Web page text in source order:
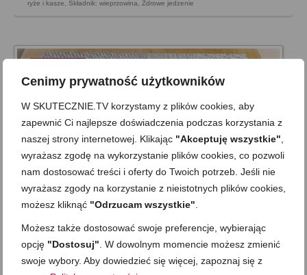
Cenimy prywatność użytkowników
W SKUTECZNIE.TV korzystamy z plików cookies, aby
zapewnić Ci najlepsze doświadczenia podczas korzystania z
naszej strony internetowej. Klikając "Akceptuję wszystkie"
wyrażasz zgodę na wykorzystanie plików cookies, co pozwoli
nam dostosować treści i oferty do Twoich potrzeb. Jeśli nie
wyrażasz zgody na korzystanie z nieistotnych plików cookies,
możesz kliknąć "Odrzucam wszystkie"
Możesz także dostosować swoje preferencje, wybierając
opcję "Dostosuj" . W dowolnym momencie możesz zmienić
swoje wybory. Aby dowiedzieć się więcej, zapoznaj się z
ryże i kasze, Składnik: wieprzowina, Zdrowe jedzenie
Zupa z boczniaków z kaszą (na co
dzień i na Wigilię)